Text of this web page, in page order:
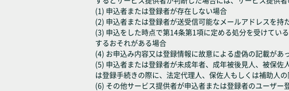
(1) 申込者または登録者が存在しない場合
(2) 申込者または登録者が送受信可能なメールアドレスを持
(3) 申込をした時点で第14条第1項に定める処分を受けてい
するおそれがある場合
(4) お申込み内容又は登録情報に故意による虚偽の記載があ
(5) 申込者または登録者が未成年者、成年被後見人、被保
は登録手続きの際に、法定代理人、保佐人もしくは補助人
(6) その他サービス提供者が申込者または登録者のユーザー